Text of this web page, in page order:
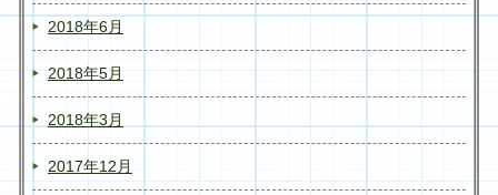
2018年6月
2018年5月
2018年3月
2017年12月